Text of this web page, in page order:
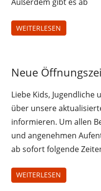
WEITERLESEN
Juz-
Neue
Liebe Kids,
über unsere
informieren. Um allen
und angenehmen
ab sofort folgende
WEITERLESEN